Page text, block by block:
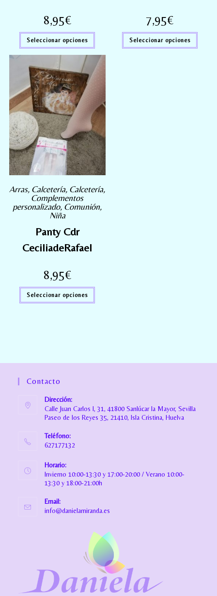
8,95€
Seleccionar opciones
7,95€
Seleccionar opciones
Arras, Calcetería, Calcetería,
Complementos
personalizado, Comunión,
Niña
Panty Cdr
CeciliadeRafael
8,95€
Seleccionar opciones
Contacto
Dirección:
Calle Juan Carlos I, 31, 41800 Sanlúcar la Mayor, Sevilla
Paseo de los Reyes 35, 21410, Isla Cristina, Huelva
Teléfono:
627177132
Horario:
Invierno 10:00-13:30 y 17:00-20:00 / Verano 10:00-
13:30 y 18:00-21:00h
Email:
info@danielamiranda.es